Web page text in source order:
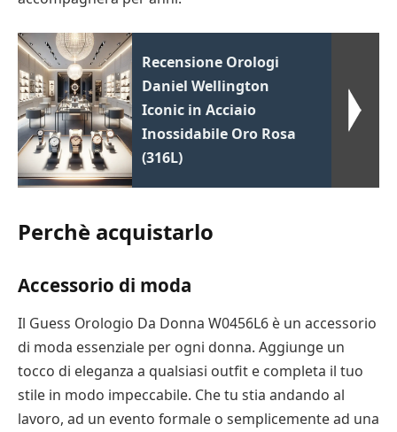
Recensione Orologi
Daniel Wellington
Iconic in Acciaio
Inossidabile Oro Rosa
(316L)
Perchè acquistarlo
Accessorio di moda
Il Guess Orologio Da Donna W0456L6 è un accessorio
di moda essenziale per ogni donna. Aggiunge un
tocco di eleganza a qualsiasi outfit e completa il tuo
stile in modo impeccabile. Che tu stia andando al
lavoro, ad un evento formale o semplicemente ad una